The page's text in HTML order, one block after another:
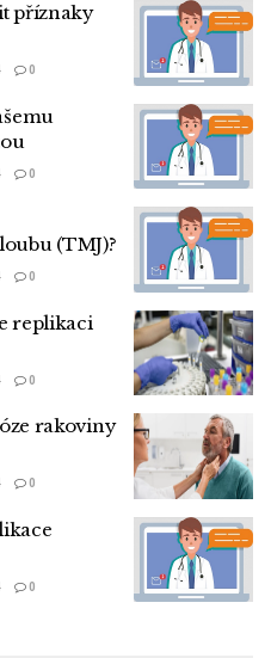
příznaky
0
0
(TMJ)?
0
replikaci
0
rakoviny
0
0